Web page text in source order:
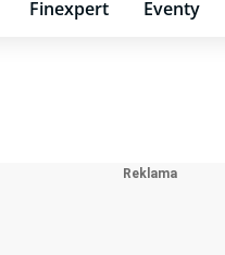
Finexpert Eventy